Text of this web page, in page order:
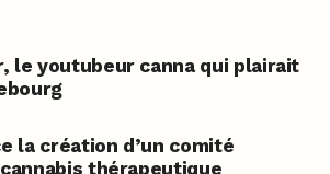
le youtubeur canna qui plairait
la création d’un comité
thérapeutique